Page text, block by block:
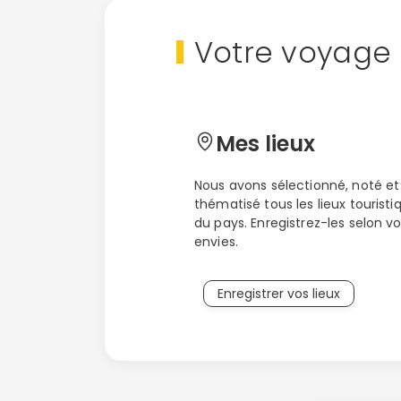
comme les grands félins, sans oublier
vie animale y est très présente avec
Votre
Mes lieux
Nous avons sélectionné, noté et
thématisé tous les lieux
du pays. Enregistrez-les selon
envies.
Enregistrer vos lieux